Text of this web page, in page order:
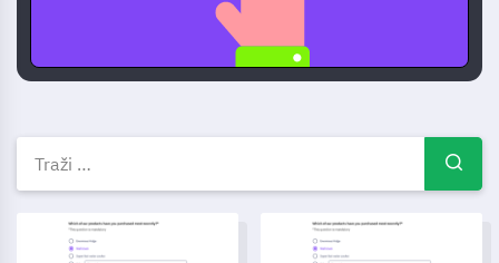
Besplatni predlošci anketa
Predložak ankete za društvene mrežePredložak ankete o praćenju